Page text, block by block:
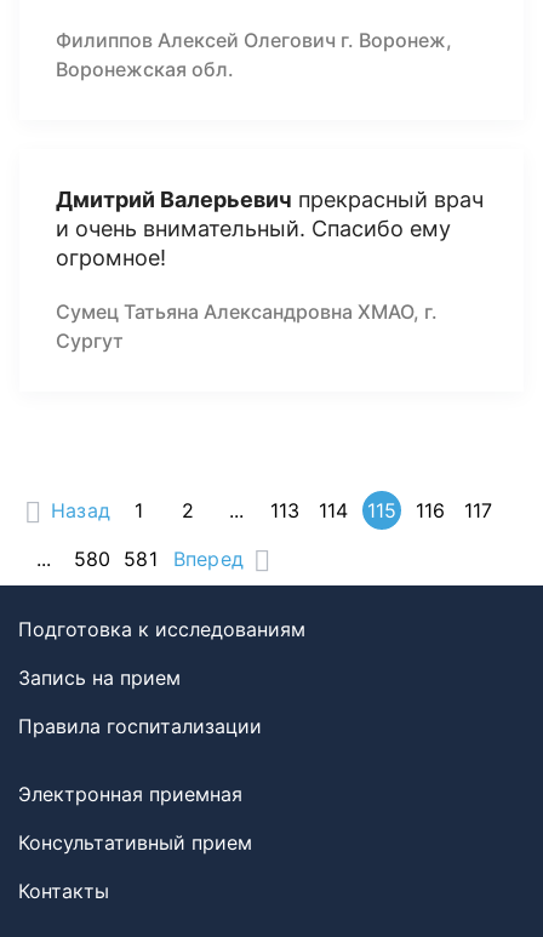
Филиппов Алексей Олегович г. Воронеж,
Воронежская обл.
Дмитрий Валерьевич прекрасный врач
и очень внимательный. Спасибо ему
огромное!
Сумец Татьяна Александровна ХМАО, г.
Сургут
Назад 1 2 ... 113 114 115 116
117
...
580 581 Вперед
Подготовка к исследованиям
Запись на прием
Правила госпитализации
Электронная приемная
Консультативный прием
Контакты